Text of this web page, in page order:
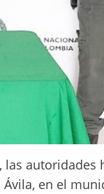
autoridades
en el